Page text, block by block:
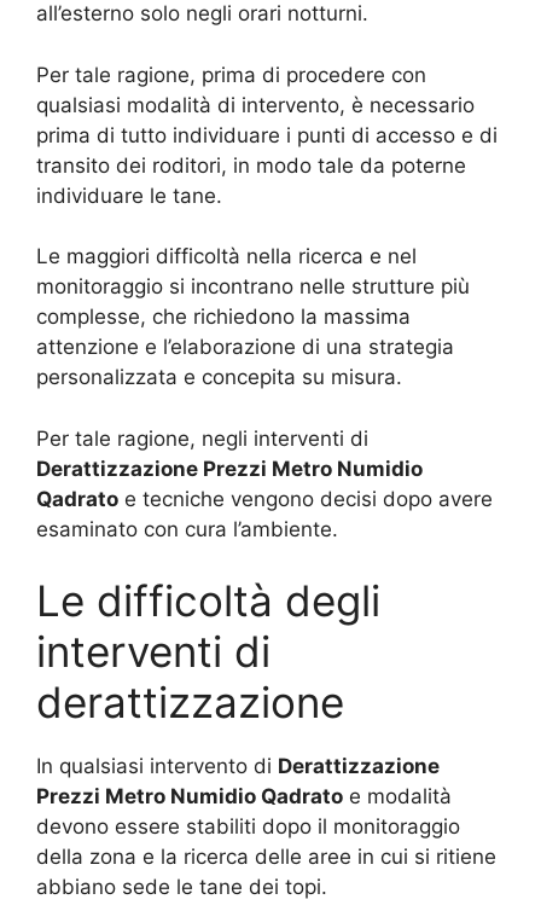
all’esterno solo negli orari notturni.
Per tale ragione, prima di procedere con
qualsiasi modalità di intervento, è necessario
prima di tutto individuare i punti di accesso e di
transito dei roditori, in modo tale da poterne
individuare le tane.
Le maggiori difficoltà nella ricerca e nel
monitoraggio si incontrano nelle strutture più
complesse, che richiedono la massima
attenzione e l’elaborazione di una strategia
personalizzata e concepita su misura.
Per tale ragione, negli interventi di
Derattizzazione Prezzi Metro Numidio
Qadrato e tecniche vengono decisi dopo avere
esaminato con cura l’ambiente.
Le difficoltà degli
interventi di
derattizzazione
In qualsiasi intervento di Derattizzazione
Prezzi Metro Numidio Qadrato e modalità
devono essere stabiliti dopo il monitoraggio
della zona e la ricerca delle aree in cui si ritiene
abbiano sede le tane dei topi.